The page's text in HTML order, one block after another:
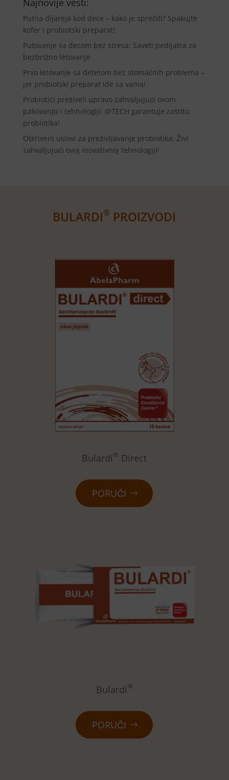
Najnovije vesti:
Putna dijareja kod dece – kako je sprečiti? Spakujte
kofer i probiotski preparat!
Putovanje sa decom bez stresa: Saveti pedijatra za
bezbrižno letovanje
Prvo letovanje sa detetom bez stomačnih problema –
jer probiotski preparat ide sa vama!
Probiotici preživeli upravo zahvaljujući ovom
pakovanju i tehnologiji: @TECH garantuje zaštitu
probiotika!
Otkriveni uslovi za preživljavanje probiotika: Živi
zahvaljujući ovoj inovativnoj tehnologiji!
BULARDI® PROIZVODI
Bulardi® Direct
PORUČI
Bulardi®
PORUČI